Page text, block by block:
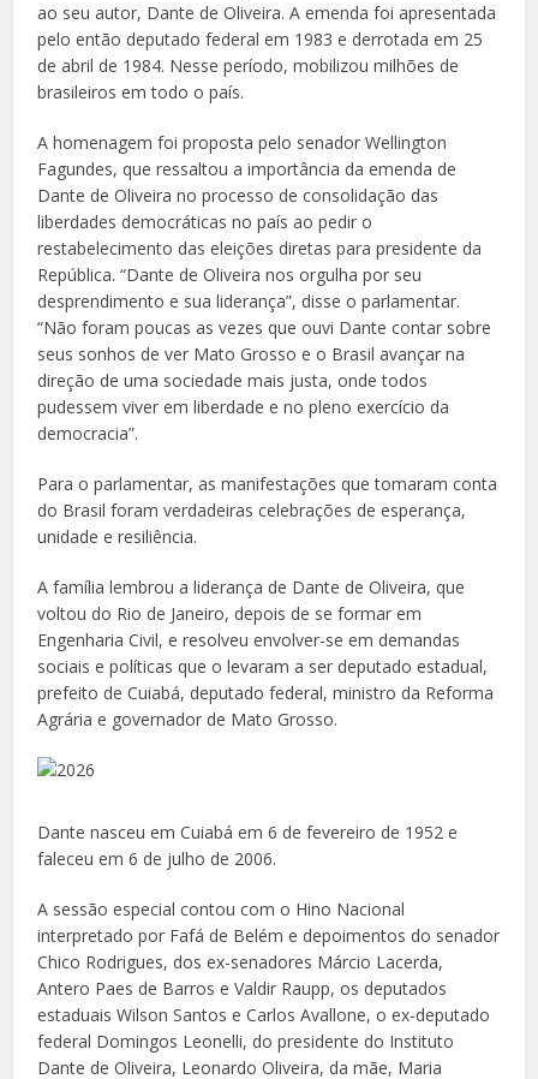
ao seu autor, Dante de Oliveira. A emenda foi apresentada
pelo então deputado federal em 1983 e derrotada em 25
de abril de 1984. Nesse período, mobilizou milhões de
brasileiros em todo o país.
A homenagem foi proposta pelo senador Wellington
Fagundes, que ressaltou a importância da emenda de
Dante de Oliveira no processo de consolidação das
liberdades democráticas no país ao pedir o
restabelecimento das eleições diretas para presidente da
República. “Dante de Oliveira nos orgulha por seu
desprendimento e sua liderança”, disse o parlamentar.
“Não foram poucas as vezes que ouvi Dante contar sobre
seus sonhos de ver Mato Grosso e o Brasil avançar na
direção de uma sociedade mais justa, onde todos
pudessem viver em liberdade e no pleno exercício da
democracia”.
Para o parlamentar, as manifestações que tomaram conta
do Brasil foram verdadeiras celebrações de esperança,
unidade e resiliência.
A família lembrou a liderança de Dante de Oliveira, que
voltou do Rio de Janeiro, depois de se formar em
Engenharia Civil, e resolveu envolver-se em demandas
sociais e políticas que o levaram a ser deputado estadual,
prefeito de Cuiabá, deputado federal, ministro da Reforma
Agrária e governador de Mato Grosso.
Dante nasceu em Cuiabá em 6 de fevereiro de 1952 e
faleceu em 6 de julho de 2006.
A sessão especial contou com o Hino Nacional
interpretado por Fafá de Belém e depoimentos do senador
Chico Rodrigues, dos ex-senadores Márcio Lacerda,
Antero Paes de Barros e Valdir Raupp, os deputados
estaduais Wilson Santos e Carlos Avallone, o ex-deputado
federal Domingos Leonelli, do presidente do Instituto
Dante de Oliveira, Leonardo Oliveira, da mãe, Maria